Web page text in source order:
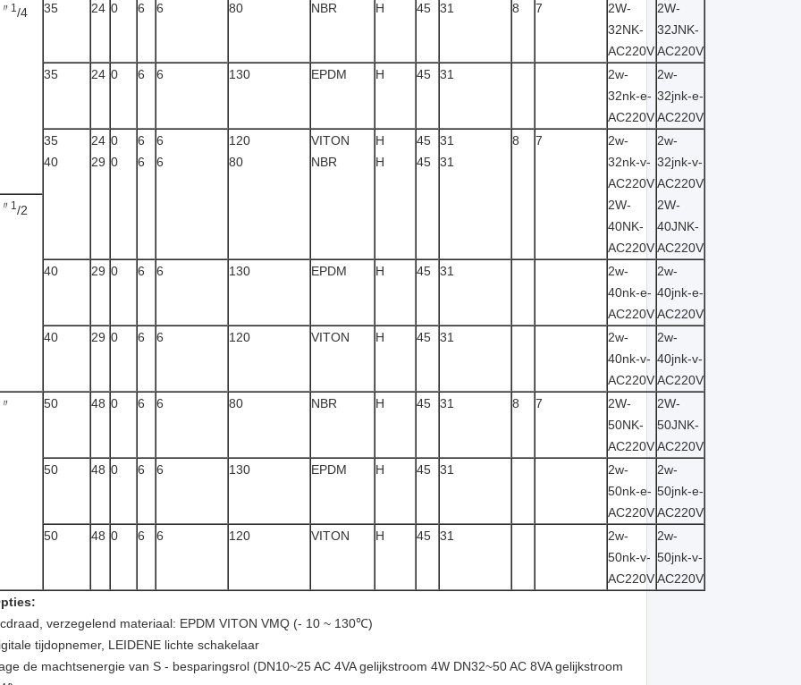
〃1 /4 35 24 0 6 6 80 NBR H 45 31 8 7
2W-
32NK-
AC220V
2W-
32JNK-
AC220V
35
24 0 6 6 130 EPDM H 45 31
2w-
32nk-e-
AC220V
2w-
32jnk-e-
AC220V
35
40
24
29
0
0
6
6
6
6
120
80
VITON
NBR
H
H
45
45
31
31
8 7
2w-
32nk-v-
AC220V
2W-
40NK-
AC220V
2w-
32jnk-v-
AC220V
2W-
40JNK-
AC220V
〃1 /2
40 29 0 6 6 130 EPDM H 45 31
2w-
40nk-e-
AC220V
2w-
40jnk-e-
AC220V
40
29 0 6 6 120 VITON H 45 31
2w-
40nk-v-
AC220V
2w-
40jnk-v-
AC220V
〃 50 48 0 6 6 80 NBR H 45 31 8 7
2W-
50NK-
AC220V
2W-
50JNK-
AC220V
50
48 0 6 6 130 EPDM H 45 31
2w-
50nk-e-
AC220V
2w-
50jnk-e-
AC220V
50
48 0 6 6 120 VITON H 45 31
2w-
50nk-v-
AC220V
2w-
50jnk-v-
AC220V
verzegelend materiaal: EPDM VITON VMQ (- 10 ~ 130℃)
tijdopnemer, LEIDENE lichte schakelaar
de machtsenergie van S - besparingsrol (DN10~25 AC 4VA gelijkstroom 4W DN32~50 AC 8VA gelijkstroom